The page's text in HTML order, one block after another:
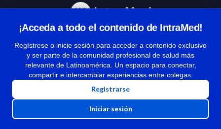
¡Acceda a todo el contenido de IntraMed!
Regístrese o inicie sesión para acceder a contenido exclusivo
y ser parte de la comunidad profesional de salud más
relevante de Latinoamérica. Un espacio para conectar,
compartir e intercambiar experiencias entre colegas.
Registrarse
Iniciar sesión
Términos y condiciones
| Políticas de privacidad
| Todos los derechos reservados | Copyright 1997-2026